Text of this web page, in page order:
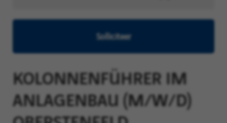
Solliciteer
KOLONNENFÜHRER IM
ANLAGENBAU (M/W/D)